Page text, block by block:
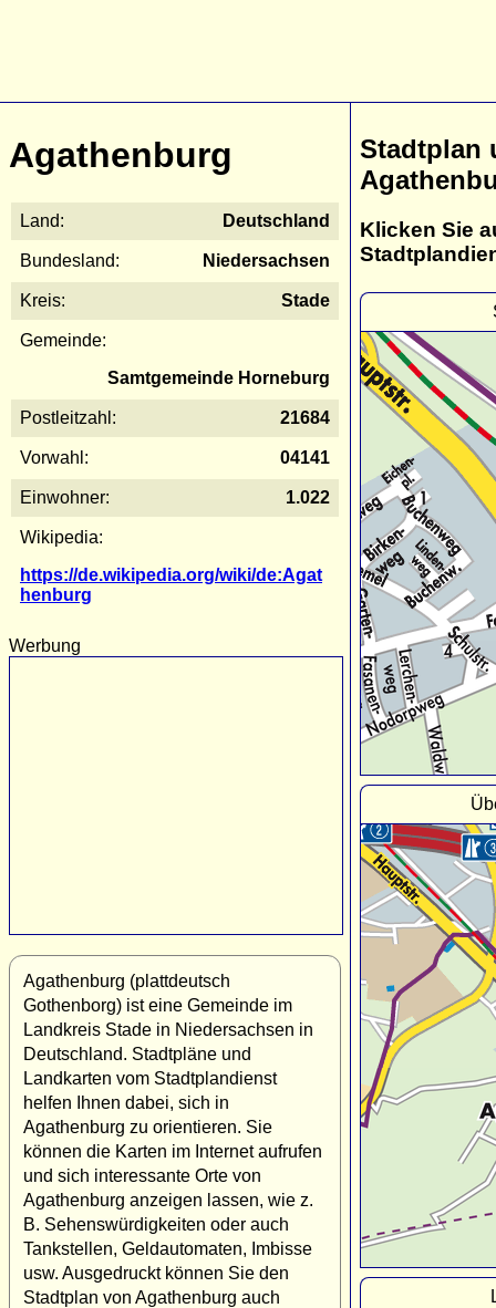
Agathenburg
Land: Deutschland
Bundesland: Niedersachsen
Kreis: Stade
Gemeinde:
Samtgemeinde Horneburg
Postleitzahl: 21684
Vorwahl: 04141
Einwohner: 1.022
Wikipedia:
https://de.wikipedia.org/wiki/de:Agat
henburg
Werbung
Agathenburg (plattdeutsch
Gothenborg) ist eine Gemeinde im
Landkreis Stade in Niedersachsen in
Deutschland. Stadtpläne und
Landkarten vom Stadtplandienst
helfen Ihnen dabei, sich in
Agathenburg zu orientieren. Sie
können die Karten im Internet aufrufen
und sich interessante Orte von
Agathenburg anzeigen lassen, wie z.
B. Sehenswürdigkeiten oder auch
Tankstellen, Geldautomaten, Imbisse
usw. Ausgedruckt können Sie den
Stadtplan von Agathenburg auch
Stadtplan
Klicken Sie